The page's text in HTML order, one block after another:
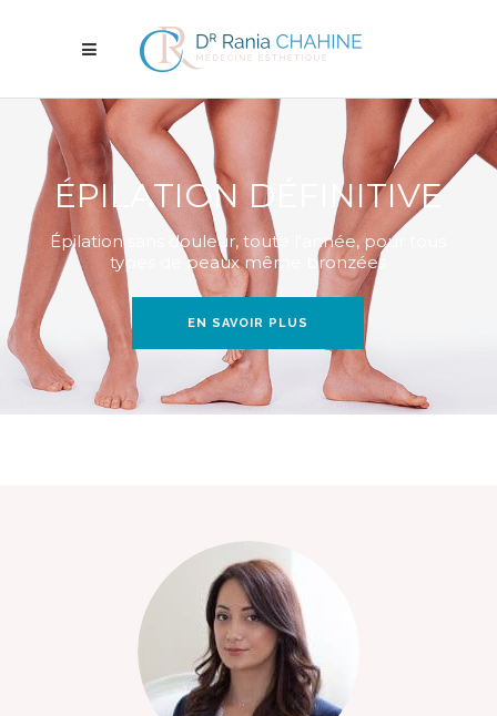
ÉPILATION DÉFINITIVE
Épilation sans douleur, toute l'année, pour tous
types de peaux même bronzées
EN SAVOIR PLUS